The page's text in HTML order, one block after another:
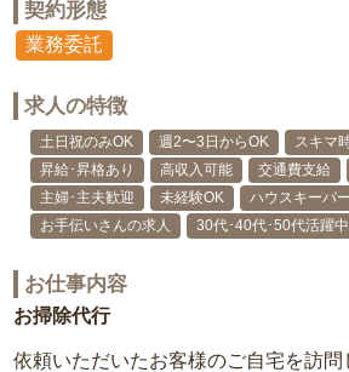
契約形態
業務委託
求人の特徴
土日祝のみOK 週2〜3日からOK
スキマ
昇給･昇格あり
高収入可能 交通費支給
主婦･主夫歓迎
未経験OK
ハウスキーパ
お手伝いさんの求人
30代･40代･50代活躍中
お仕事内容
お掃除代行
依頼いただいたお客様のご自宅を訪